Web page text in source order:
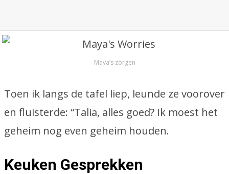
Maya’s zorgen
Toen ik langs de tafel liep, leunde ze voorover
en fluisterde: “Talia, alles goed? Ik moest het
geheim nog even geheim houden.
Keuken Gesprekken